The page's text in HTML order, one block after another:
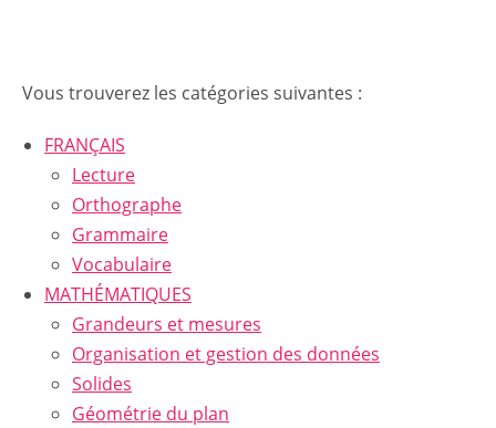
Vous trouverez les catégories suivantes :
FRANÇAIS
Lecture
Orthographe
Grammaire
Vocabulaire
MATHÉMATIQUES
Grandeurs et mesures
Organisation et gestion des données
Solides
Géométrie du plan